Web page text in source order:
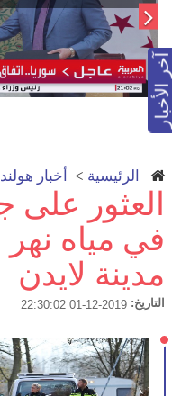
آخر الأخبار
الرئيسية > أخبار هولندا
العثور على
في مياه
مدينة لايدن
التاريخ: